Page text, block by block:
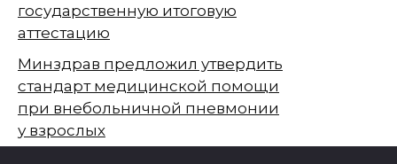
государственную итоговую
аттестацию
Минздрав предложил утвердить
стандарт медицинской помощи
при внебольничной пневмонии
у взрослых